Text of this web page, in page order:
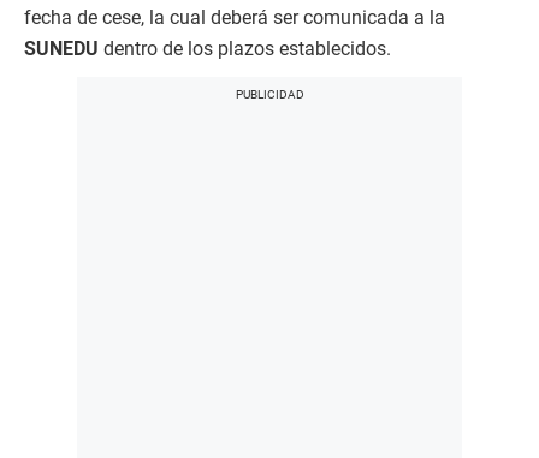
fecha de cese, la cual deberá ser comunicada a la
SUNEDU dentro de los plazos establecidos.